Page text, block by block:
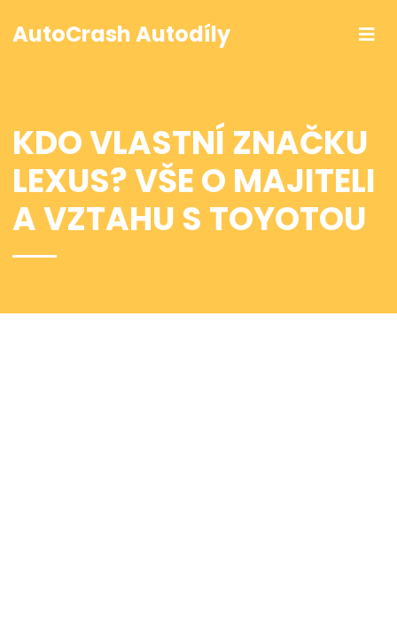
AutoCrash Autodíly
KDO VLASTNÍ ZNAČKU
LEXUS? VŠE O MAJITELI
A VZTAHU S TOYOTOU